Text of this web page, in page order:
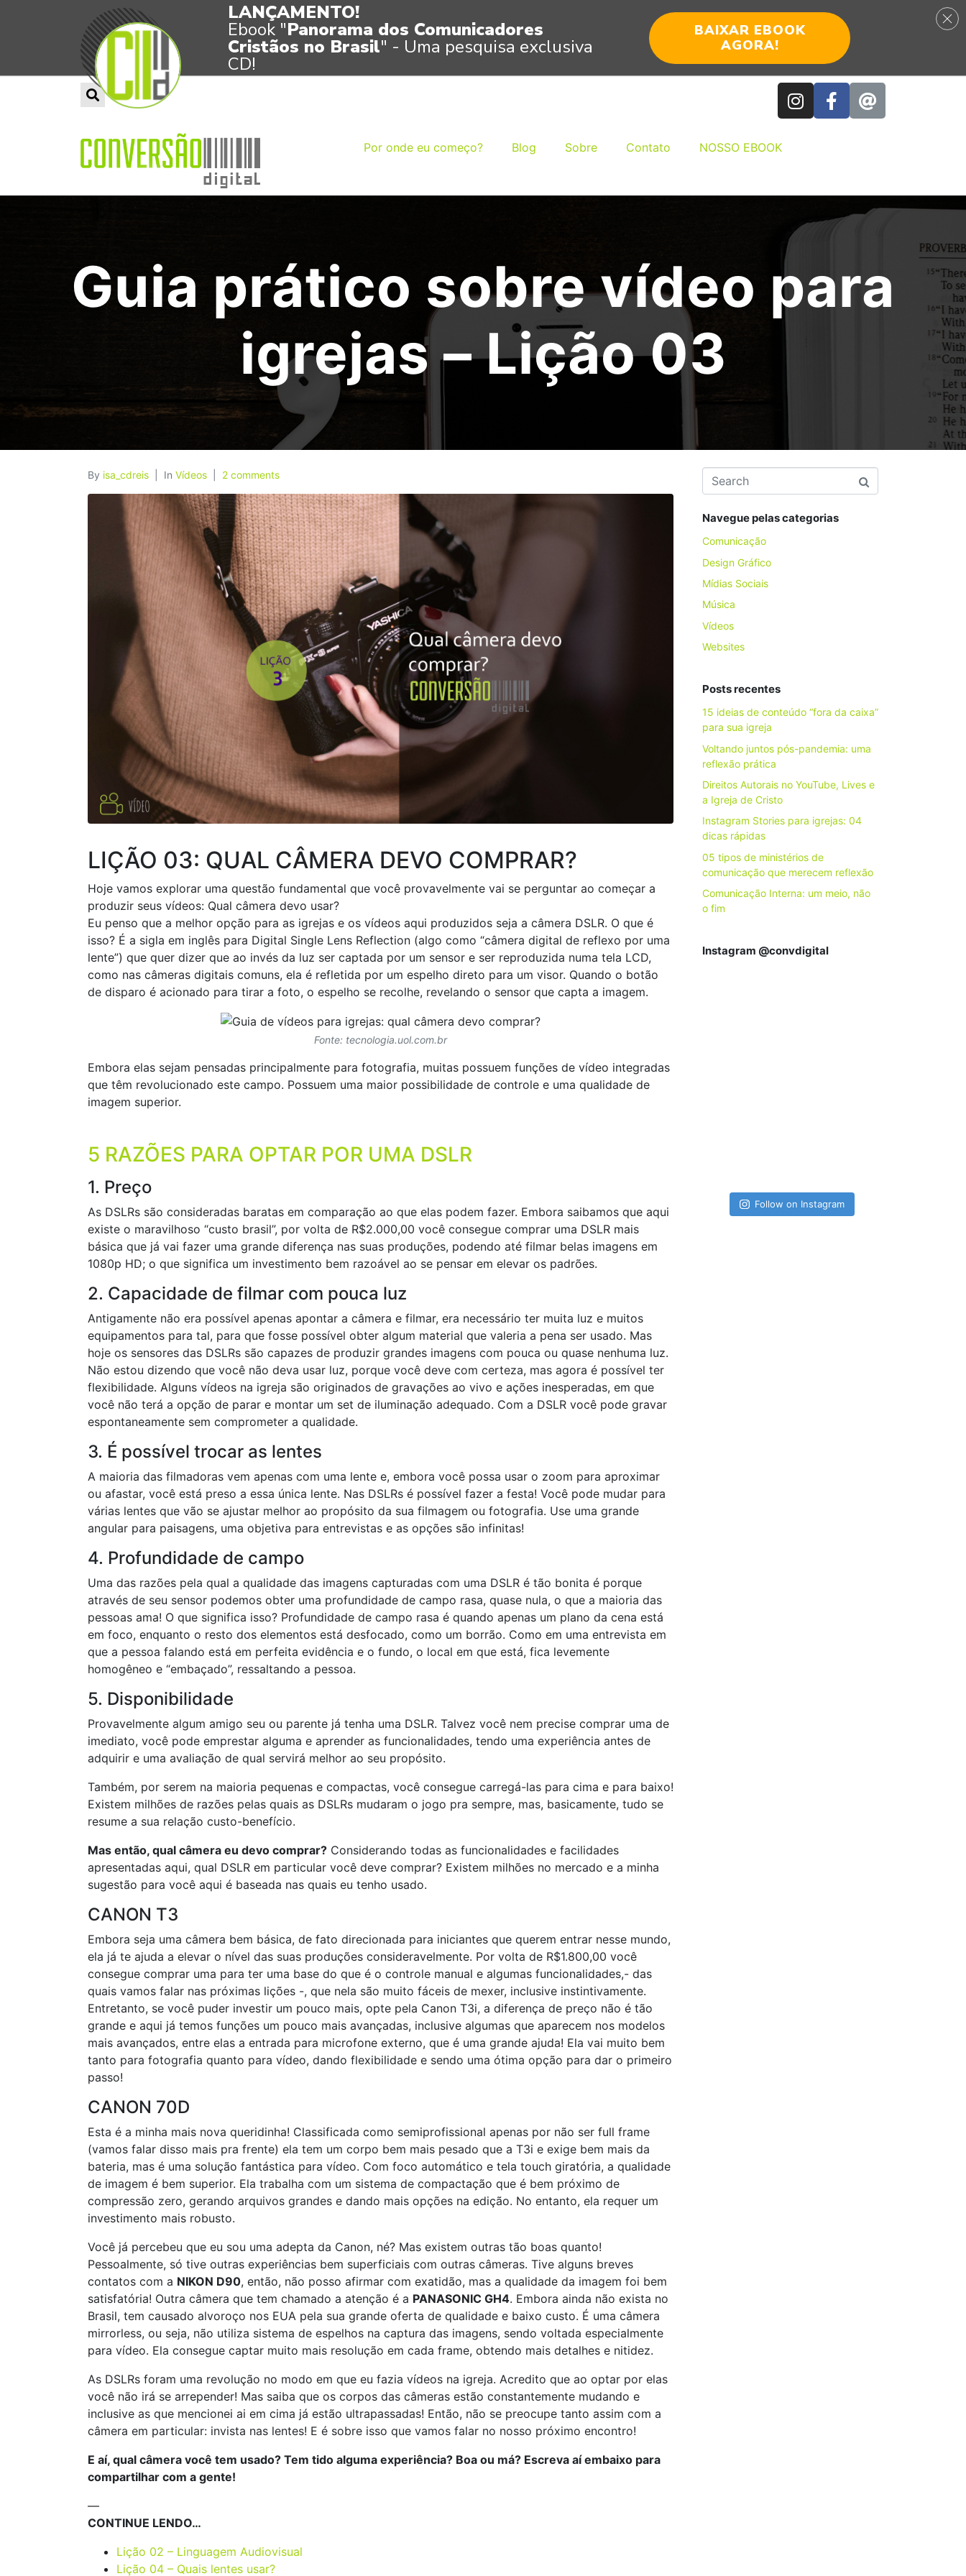
Por onde eu começo? Blog Sobre Contato NOSSO EBOOK
Guia prático sobre vídeo para
igrejas – Lição 03
By isa_cdreis In Vídeos 2 comments
LIÇÃO 03: QUAL CÂMERA DEVO COMPRAR?
Hoje vamos explorar uma questão fundamental que você provavelmente vai se perguntar ao começar a
produzir seus vídeos: Qual câmera devo usar?
Eu penso que a melhor opção para as igrejas e os vídeos aqui produzidos seja a câmera DSLR. O que é
isso? É a sigla em inglês para Digital Single Lens Reflection (algo como “câmera digital de reflexo por uma
lente”) que quer dizer que ao invés da luz ser captada por um sensor e ser reproduzida numa tela LCD,
como nas câmeras digitais comuns, ela é refletida por um espelho direto para um visor. Quando o botão
de disparo é acionado para tirar a foto, o espelho se recolhe, revelando o sensor que capta a imagem.
Fonte: tecnologia.uol.com.br
Embora elas sejam pensadas principalmente para fotografia, muitas possuem funções de vídeo integradas
que têm revolucionado este campo. Possuem uma maior possibilidade de controle e uma qualidade de
imagem superior.
5 RAZÕES PARA OPTAR POR UMA DSLR
1. Preço
As DSLRs são consideradas baratas em comparação ao que elas podem fazer. Embora saibamos que aqui
existe o maravilhoso “custo brasil”, por volta de R$2.000,00 você consegue comprar uma DSLR mais
básica que já vai fazer uma grande diferença nas suas produções, podendo até filmar belas imagens em
1080p HD; o que significa um investimento bem razoável ao se pensar em elevar os padrões.
2. Capacidade de filmar com pouca luz
Antigamente não era possível apenas apontar a câmera e filmar, era necessário ter muita luz e muitos
equipamentos para tal, para que fosse possível obter algum material que valeria a pena ser usado. Mas
hoje os sensores das DSLRs são capazes de produzir grandes imagens com pouca ou quase nenhuma luz.
Não estou dizendo que você não deva usar luz, porque você deve com certeza, mas agora é possível ter
flexibilidade. Alguns vídeos na igreja são originados de gravações ao vivo e ações inesperadas, em que
você não terá a opção de parar e montar um set de iluminação adequado. Com a DSLR você pode gravar
espontaneamente sem comprometer a qualidade.
3. É possível trocar as lentes
A maioria das filmadoras vem apenas com uma lente e, embora você possa usar o zoom para aproximar
ou afastar, você está preso a essa única lente. Nas DSLRs é possível fazer a festa! Você pode mudar para
várias lentes que vão se ajustar melhor ao propósito da sua filmagem ou fotografia. Use uma grande
angular para paisagens, uma objetiva para entrevistas e as opções são infinitas!
4. Profundidade de campo
Uma das razões pela qual a qualidade das imagens capturadas com uma DSLR é tão bonita é porque
através de seu sensor podemos obter uma profundidade de campo rasa, quase nula, o que a maioria das
pessoas ama! O que significa isso? Profundidade de campo rasa é quando apenas um plano da cena está
em foco, enquanto o resto dos elementos está desfocado, como um borrão. Como em uma entrevista em
que a pessoa falando está em perfeita evidência e o fundo, o local em que está, fica levemente
homogêneo e “embaçado”, ressaltando a pessoa.
5. Disponibilidade
Provavelmente algum amigo seu ou parente já tenha uma DSLR. Talvez você nem precise comprar uma de
imediato, você pode emprestar alguma e aprender as funcionalidades, tendo uma experiência antes de
adquirir e uma avaliação de qual servirá melhor ao seu propósito.
Também, por serem na maioria pequenas e compactas, você consegue carregá-las para cima e para baixo!
Existem milhões de razões pelas quais as DSLRs mudaram o jogo pra sempre, mas, basicamente, tudo se
resume a sua relação custo-benefício.
Mas então, qual câmera eu devo comprar? Considerando todas as funcionalidades e facilidades
apresentadas aqui, qual DSLR em particular você deve comprar? Existem milhões no mercado e a minha
sugestão para você aqui é baseada nas quais eu tenho usado.
CANON T3
Embora seja uma câmera bem básica, de fato direcionada para iniciantes que querem entrar nesse mundo,
ela já te ajuda a elevar o nível das suas produções consideravelmente. Por volta de R$1.800,00 você
consegue comprar uma para ter uma base do que é o controle manual e algumas funcionalidades,- das
quais vamos falar nas próximas lições -, que nela são muito fáceis de mexer, inclusive instintivamente.
Entretanto, se você puder investir um pouco mais, opte pela Canon T3i, a diferença de preço não é tão
grande e aqui já temos funções um pouco mais avançadas, inclusive algumas que aparecem nos modelos
mais avançados, entre elas a entrada para microfone externo, que é uma grande ajuda! Ela vai muito bem
tanto para fotografia quanto para vídeo, dando flexibilidade e sendo uma ótima opção para dar o primeiro
passo!
CANON 70D
Esta é a minha mais nova queridinha! Classificada como semiprofissional apenas por não ser full frame
(vamos falar disso mais pra frente) ela tem um corpo bem mais pesado que a T3i e exige bem mais da
bateria, mas é uma solução fantástica para vídeo. Com foco automático e tela touch giratória, a qualidade
de imagem é bem superior. Ela trabalha com um sistema de compactação que é bem próximo de
compressão zero, gerando arquivos grandes e dando mais opções na edição. No entanto, ela requer um
investimento mais robusto.
Você já percebeu que eu sou uma adepta da Canon, né? Mas existem outras tão boas quanto!
Pessoalmente, só tive outras experiências bem superficiais com outras câmeras. Tive alguns breves
contatos com a NIKON D90, então, não posso afirmar com exatidão, mas a qualidade da imagem foi bem
satisfatória! Outra câmera que tem chamado a atenção é a PANASONIC GH4. Embora ainda não exista no
Brasil, tem causado alvoroço nos EUA pela sua grande oferta de qualidade e baixo custo. É uma câmera
mirrorless, ou seja, não utiliza sistema de espelhos na captura das imagens, sendo voltada especialmente
para vídeo. Ela consegue captar muito mais resolução em cada frame, obtendo mais detalhes e nitidez.
As DSLRs foram uma revolução no modo em que eu fazia vídeos na igreja. Acredito que ao optar por elas
você não irá se arrepender! Mas saiba que os corpos das câmeras estão constantemente mudando e
inclusive as que mencionei ai em cima já estão ultrapassadas! Então, não se preocupe tanto assim com a
câmera em particular: invista nas lentes! E é sobre isso que vamos falar no nosso próximo encontro!
E aí, qual câmera você tem usado? Tem tido alguma experiência? Boa ou má? Escreva aí embaixo para
compartilhar com a gente!
—
CONTINUE LENDO…
Lição 02 – Linguagem Audiovisual
Lição 04 – Quais lentes usar?
Navegue pelas categorias
Comunicação
Design Gráfico
Mídias Sociais
Música
Vídeos
Websites
Posts recentes
15 ideias de conteúdo “fora da caixa”
para sua igreja
Voltando juntos pós-pandemia: uma
reflexão prática
Direitos Autorais no YouTube, Lives e
a Igreja de Cristo
Instagram Stories para igrejas: 04
dicas rápidas
05 tipos de ministérios de
comunicação que merecem reflexão
Comunicação Interna: um meio, não
o fim
Instagram @convdigital
Follow on Instagram
LANÇAMENTO!
Ebook "Panorama dos Comunicadores
Cristãos no Brasil" - Uma pesquisa exclusiva
CD!
BAIXAR EBOOK
AGORA!